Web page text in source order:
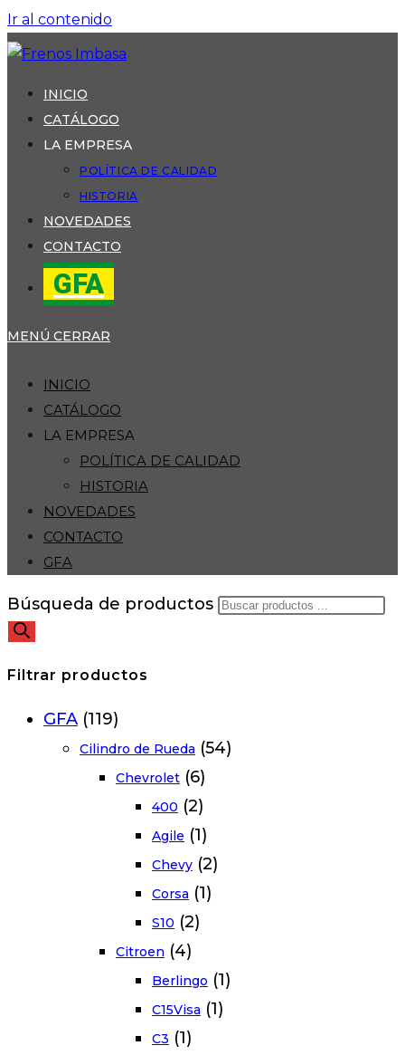
Ir al contenido
INICIO
CATÁLOGO
LA EMPRESA
POLÍTICA DE CALIDAD
HISTORIA
NOVEDADES
CONTACTO
GFA
MENÚ CERRAR
INICIO
CATÁLOGO
LA EMPRESA
POLÍTICA DE CALIDAD
HISTORIA
NOVEDADES
CONTACTO
GFA
Búsqueda de productos
Filtrar productos
GFA (119)
Cilindro de Rueda (54)
Chevrolet (6)
400 (2)
Agile (1)
Chevy (2)
Corsa (1)
S10 (2)
Citroen (4)
Berlingo (1)
C15Visa (1)
C3 (1)